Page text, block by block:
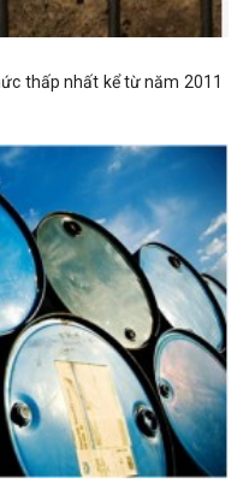
thấp nhất kể từ năm 2011